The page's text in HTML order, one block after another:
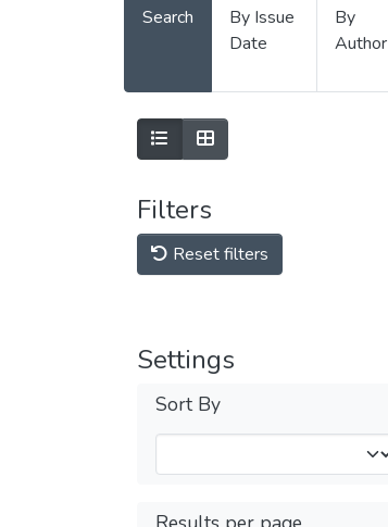
Search
By Issue
Date
By
Author
Filters
Reset filters
Settings
Sort By